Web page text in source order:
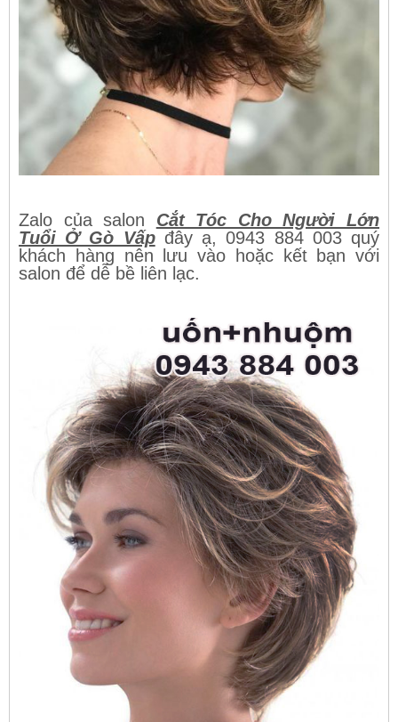
Zalo của salon Cắt Tóc Cho Người Lớn
Tuổi Ở Gò Vấpđây ạ, 0943 884 003 quý
khách hàng nên lưu vào hoặc kết bạn với
salon để dễ bề liên lạc.